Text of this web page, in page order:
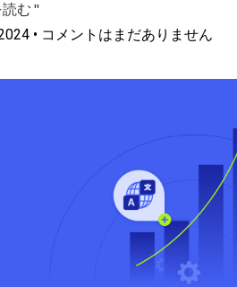
む "
コメントはまだありません